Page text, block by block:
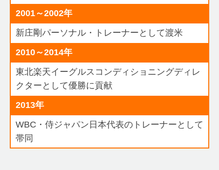
2001～2002年
新庄剛パーソナル・トレーナーとして渡米
2010～2014年
東北楽天イーグルスコンディショニングディレ
クターとして優勝に貢献
2013年
WBC・侍ジャパン日本代表のトレーナーとして
帯同